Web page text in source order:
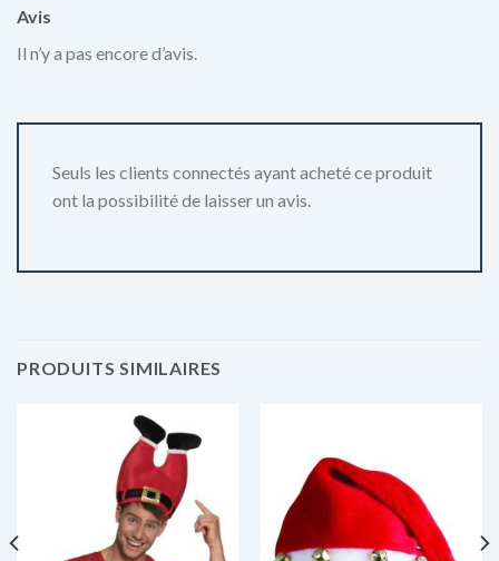
Avis
Il n’y a pas encore d’avis.
Seuls les clients connectés ayant acheté ce produit
ont la possibilité de laisser un avis.
PRODUITS SIMILAIRES